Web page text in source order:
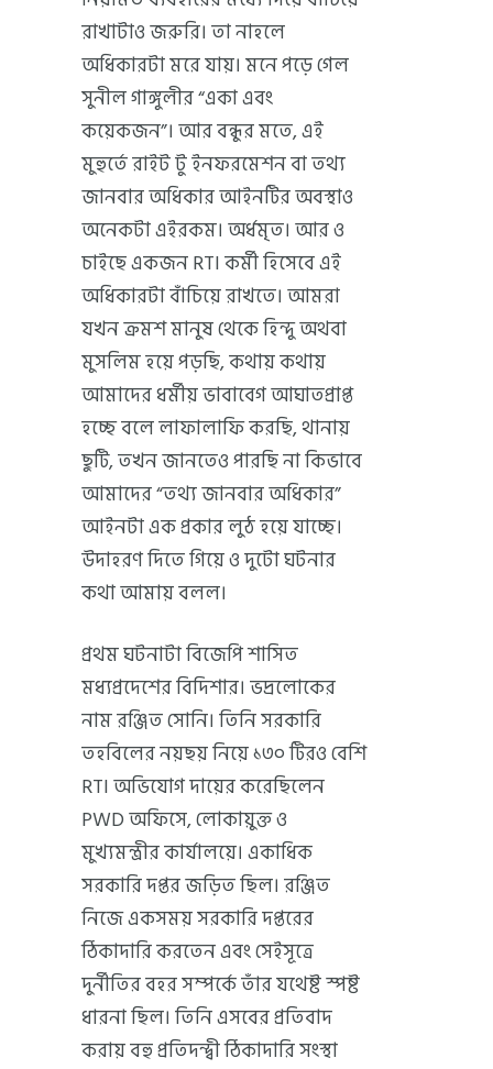
রাখাটাও জরুরি। তা নাহলে
অধিকারটা মরে যায়। মনে পড়ে গেল
সুনীল গাঙ্গুলীর “একা এবং
কয়েকজন”। আর বন্ধুর মতে, এই
মুহুর্তে রাইট টু ইনফরমেশন বা তথ্য
জানবার অধিকার আইনটির অবস্থাও
অনেকটা এইরকম। অর্ধমৃত। আর ও
চাইছে একজন RTI কর্মী হিসেবে এই
অধিকারটা বাঁচিয়ে রাখতে। আমরা
যখন ক্রমশ মানুষ থেকে হিন্দু অথবা
মুসলিম হয়ে পড়ছি, কথায় কথায়
আমাদের ধর্মীয় ভাবাবেগ আঘাতপ্রাপ্ত
হচ্ছে বলে লাফালাফি করছি, থানায়
ছুটি, তখন জানতেও পারছি না কিভাবে
আমাদের “তথ্য জানবার অধিকার”
আইনটা এক প্রকার লুঠ হয়ে যাচ্ছে।
উদাহরণ দিতে গিয়ে ও দুটো ঘটনার
কথা আমায় বলল।
প্রথম ঘটনাটা বিজেপি শাসিত
মধ্যপ্রদেশের বিদিশার। ভদ্রলোকের
নাম রঞ্জিত সোনি। তিনি সরকারি
তহবিলের নয়ছয় নিয়ে ১৩০ টিরও বেশি
RTI অভিযোগ দায়ের করেছিলেন
PWD অফিসে, লোকায়ুক্ত ও
মুখ্যমন্ত্রীর কার্যালয়ে। একাধিক
সরকারি দপ্তর জড়িত ছিল। রঞ্জিত
নিজে একসময় সরকারি দপ্তরের
ঠিকাদারি করতেন এবং সেইসূত্রে
দুর্নীতির বহর সম্পর্কে তাঁর যথেষ্ট স্পষ্ট
ধারনা ছিল। তিনি এসবের প্রতিবাদ
করায় বহু প্রতিদন্দ্বী ঠিকাদারি সংস্থা